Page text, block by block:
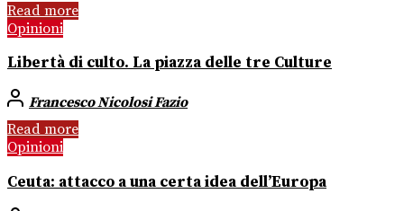
Read more
Opinioni
Libertà di culto. La piazza delle tre Culture
Francesco Nicolosi Fazio
Read more
Opinioni
Ceuta: attacco a una certa idea dell’Europa